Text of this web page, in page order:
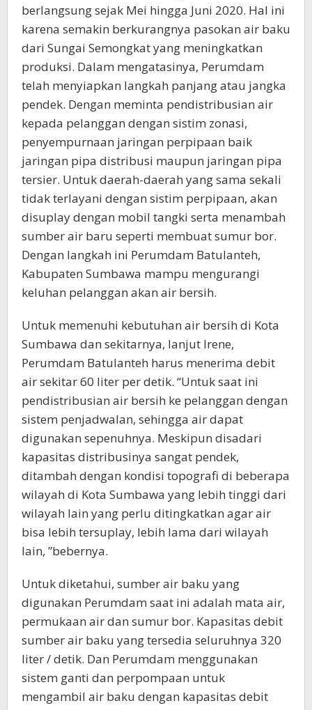
berlangsung sejak Mei hingga Juni 2020. Hal ini
karena semakin berkurangnya pasokan air baku
dari Sungai Semongkat yang meningkatkan
produksi. Dalam mengatasinya, Perumdam
telah menyiapkan langkah panjang atau jangka
pendek. Dengan meminta pendistribusian air
kepada pelanggan dengan sistim zonasi,
penyempurnaan jaringan perpipaan baik
jaringan pipa distribusi maupun jaringan pipa
tersier. Untuk daerah-daerah yang sama sekali
tidak terlayani dengan sistim perpipaan, akan
disuplay dengan mobil tangki serta menambah
sumber air baru seperti membuat sumur bor.
Dengan langkah ini Perumdam Batulanteh,
Kabupaten Sumbawa mampu mengurangi
keluhan pelanggan akan air bersih.
Untuk memenuhi kebutuhan air bersih di Kota
Sumbawa dan sekitarnya, lanjut Irene,
Perumdam Batulanteh harus menerima debit
air sekitar 60 liter per detik. “Untuk saat ini
pendistribusian air bersih ke pelanggan dengan
sistem penjadwalan, sehingga air dapat
digunakan sepenuhnya. Meskipun disadari
kapasitas distribusinya sangat pendek,
ditambah dengan kondisi topografi di beberapa
wilayah di Kota Sumbawa yang lebih tinggi dari
wilayah lain yang perlu ditingkatkan agar air
bisa lebih tersuplay, lebih lama dari wilayah
lain, ”bebernya.
Untuk diketahui, sumber air baku yang
digunakan Perumdam saat ini adalah mata air,
permukaan air dan sumur bor. Kapasitas debit
sumber air baku yang tersedia seluruhnya 320
liter / detik. Dan Perumdam menggunakan
sistem ganti dan perpompaan untuk
mengambil air baku dengan kapasitas debit